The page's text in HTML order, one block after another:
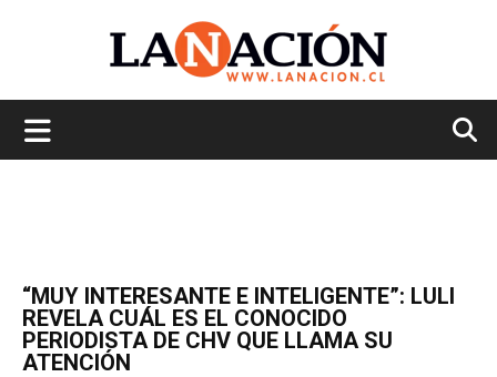
“MUY INTERESANTE E INTELIGENTE”: LULI
REVELA CUÁL ES EL CONOCIDO
PERIODISTA DE CHV QUE LLAMA SU
ATENCIÓN